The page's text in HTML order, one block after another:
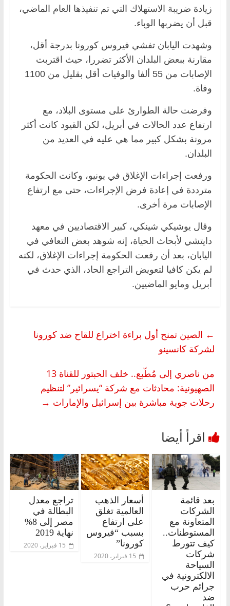
زيادة ضريبة الاستهلاك التي تم تنفيذها العام الماضي،
قبل أن يضربها الوباء.
وشهدت اليابان تفشي فيروس كورونا بدرجة أقل،
مقارنة ببعض البلدان الأكثر تضررا، حيث اقتربت
الإصابات من 55 ألفا والوفيات أقل بقليل من 1100
وفاة.
وفرضت حالة الطوارئ على مستوى البلاد، مع
ارتفاع عدد الحالات في أبريل، لكن القيود كانت أكثر
مرونة بشكل كبير مما هي عليه في العديد من
البلدان.
ورفعت إجراءات الإغلاق في يونيو، وكانت الحكومة
مترددة في إعادة فرض الإجراءات، حتى مع ارتفاع
الإصابات مرة أخرى.
وقال يوشيكي شينكي، كبير الاقتصاديين في معهد
دايتشي لأبحاث الحياة، إنه شوهد بعض التعافي في
اليابان، بعد أن رفعت الحكومة إجراءات الإغلاق، لكنه
لم يكن كافيا لتعويض التراجع الحاد، الذي حدث في
أبريل ومايو الماضيين.
← الصين تمنح أول براءة اختراع للقاح ضد كورونا
لشركة كانسينو
من ناصري إلى مُطّبع.. خلف الحبتور للقناة 13
الصهيونية: محادثات مع شركة “يسرائير” لتنظيم
رحلات جوية مباشرة بين إسرائيل والإمارات →
بعد قائمة
الشركات
المتعاونة مع
المستوطنات..
كيف تتورط
شركات
السياحة
الالكترونية في
جرائم حرب
ضد
أسعار الذهب
العالمية تغلق
على ارتفاع
بسبب “فيروس
كورونا”
15 فبراير، 2020
تراجع معدل
البطالة في
مصر إلى 8%
نهاية 2019
15 فبراير، 2020